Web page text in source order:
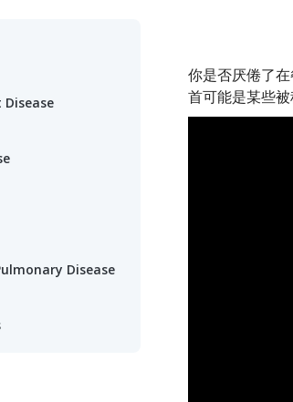
Disease
你是否厌倦了
首可能是某些被